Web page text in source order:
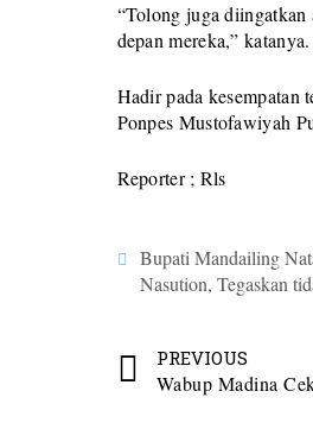
“Tolong juga diingatkan
depan mereka,” katanya.
Hadir pada kesempatan
Ponpes Mustofawiyah
Reporter ; Rls
Bupati Mandailing
Nasution, Tegaskan
PREVIOUS